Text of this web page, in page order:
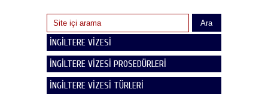
Ara
İNGİLTERE VİZESİ
İNGİLTERE VİZESİ PROSEDÜRLERİ
İNGİLTERE VİZESİ TÜRLERİ